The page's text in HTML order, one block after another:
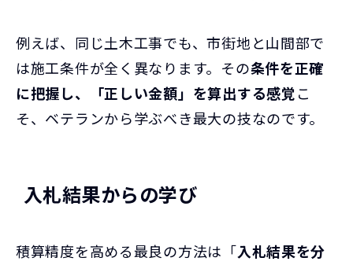
例えば、同じ土木工事でも、市街地と山間部で
は施工条件が全く異なります。その条件を正確
に把握し、「正しい金額」を算出する感覚こ
そ、ベテランから学ぶべき最大の技なのです。
入札結果からの学び
積算精度を高める最良の方法は「入札結果を分